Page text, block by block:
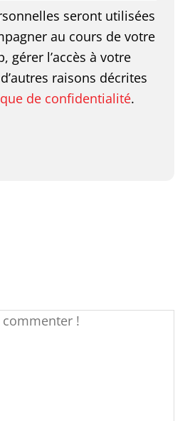
seront utilisées
au cours de votre
gérer l’accès à votre
raisons décrites
de confidentialité.